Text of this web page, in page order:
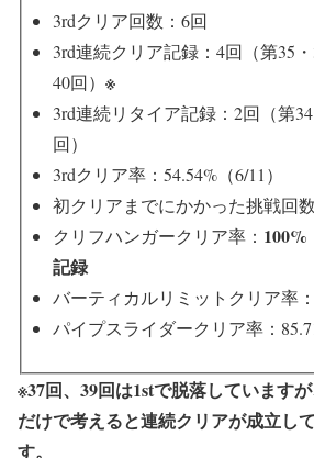
3rdクリア回数：6回
3rd連続クリア記録：4回（第35
40回） ※
3rd連続リタイア記録：2回（第
回）
3rdクリア率：54.54%（6/11）
初クリアまでにかかった挑戦回
クリフハンガークリア率： 100%
記録
バーティカルリミットクリア率：
パイプスライダークリア率：
※37回、39回は1stで脱落しています
だけで考えると連続クリアが成立し
す。